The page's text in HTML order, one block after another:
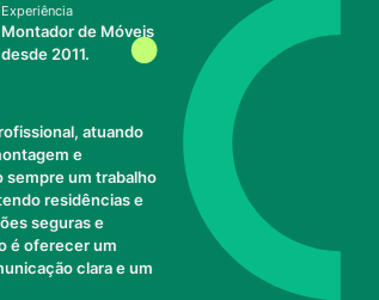
Experiência
Montador de Móveis
desde 2011.
atuando
e
sempre um trabalho
residências e
seguras e
é oferecer um
clara e um